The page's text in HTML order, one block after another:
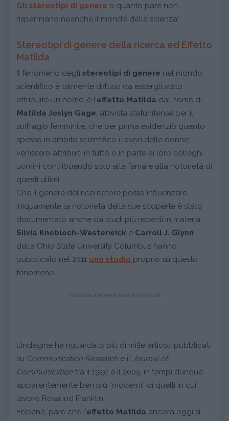
Gli stereotipi di genere a quanto pare non
risparmiano neanche il mondo della scienza!
Stereotipi di genere della ricerca ed Effetto
Matilda
Il fenomeno degli stereotipi di genere nel mondo
scientifico è talmente diffuso da essergli stato
attribuito un nome: è l’effetto Matilda dal nome di
Matilda Joslyn Gage , attivista statunitense per il
suffragio femminile, che per prima evidenziò quanto
spesso in ambito scientifico i lavori delle donne
venissero attribuiti in tutto o in parte ai loro colleghi
uomini contribuendo solo alla fama e alla notorietà di
questi ultimi.
Che il genere del ricercatore possa influenzare
iniquamente la notorietà della sue scoperte è stato
documentato anche da studi più recenti in materia.
Silvia Knobloch-Westerwick e Carroll J. Glynn
della Ohio State University Columbus hanno
pubblicato nel 2011 uno studio proprio su questo
fenomeno.
L’indagine ha riguardato più di mille articoli pubblicati
su Communication Research e il
Journal of
Communication fra il 1991 e il 2005, in tempi dunque
apparentemente ben più “moderni” di quelli in cui
lavorò Rosalind Franklin.
Ebbene, pare che l’effetto Matilda ancora oggi si